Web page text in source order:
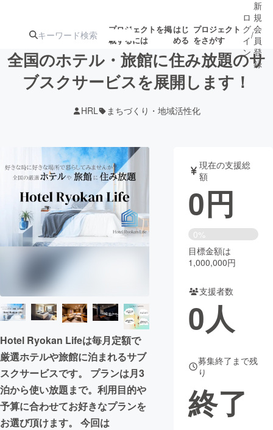
プロジェクトを掲
載するには
はじ
める
プロジェクト
をさがす
ターン
ジェクト
募集終了が近いプ
ロジェクト
アート・写真 音楽
テクノロジー・ガジェット ゲーム・サ
映像・映画 書籍・雑誌
チャレンジ
CAMPFIRE for Social Good
CAMPFIRE Creation
CAMPFIREふるさと納税machi-ya
ロ
グ
イ
ン
/
新
規
会
員
登
録
全国のホテル・旅館に住み放題のサ
ブスクサービスを展開します！
HRL まちづくり・地域活性化
Hotel Ryokan Lifeは毎月定額で
厳選ホテルや旅館に泊まれるサブ
スクサービスです。 プランは月3
泊から使い放題まで。利用目的や
予算に合わせてお好きなプランを
お選び頂けます。 今回は
現在の支援総
額
0円
0%
目標金額は
1,000,000円
支援者数
0人
募集終了まで残
り
終了